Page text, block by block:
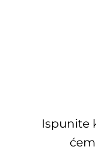
Ispunite